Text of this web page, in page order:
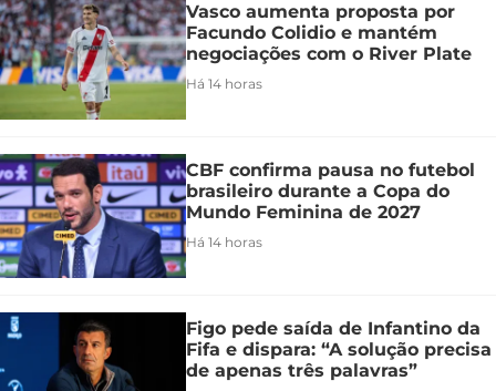
Vasco aumenta proposta por
Facundo Colidio e mantém
negociações com o River Plate
Há 14 horas
CBF confirma pausa no futebol
brasileiro durante a Copa do
Mundo Feminina de 2027
Há 14 horas
Figo pede saída de Infantino da
Fifa e dispara: “A solução precisa
de apenas três palavras”